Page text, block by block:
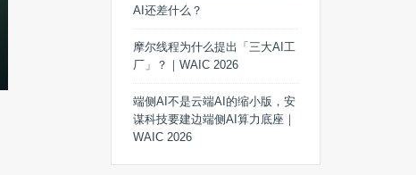
AI还差什么？
摩尔线程为什么提出「三大AI工
厂」？｜WAIC 2026
端侧AI不是云端AI的缩小版，安
谋科技要建边端侧AI算力底座｜
WAIC 2026